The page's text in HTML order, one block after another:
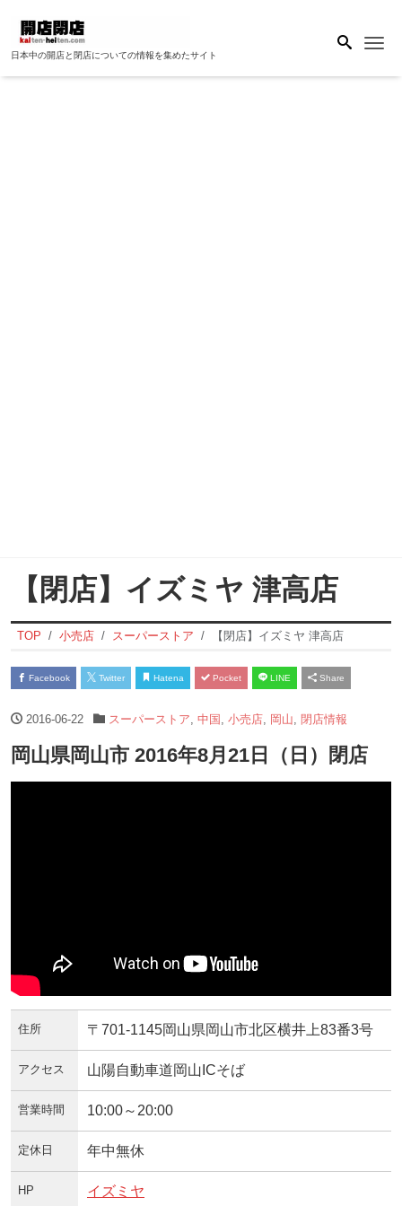
日本中の開店と閉店についての情報を集めたサイト
【閉店】イズミヤ 津高店
TOP 小売店 スーパーストア 【閉店】イズミヤ 津高店
Facebook Twitter Hatena Pocket LINE Share
2016-06-22 スーパーストア 中国 小売店, 岡山 閉店情報
岡山県岡山市 2016年8月21日（日）閉店
住所 〒701-1145岡山県岡山市北区横井上83番3号
アクセス 山陽自動車道岡山ICそば
営業時間 10:00～20:00
定休日 年中無休
HP イズミヤ